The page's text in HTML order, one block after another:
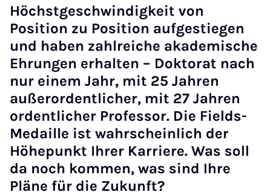
Höchstgeschwindigkeit von
Position zu Position aufgestiegen
und haben zahlreiche akademische
Ehrungen erhalten – Doktorat nach
nur einem Jahr, mit 25 Jahren
außerordentlicher, mit 27 Jahren
ordentlicher Professor. Die Fields-​
Medaille ist wahrscheinlich der
Höhepunkt Ihrer Karriere. Was soll
da noch kommen, was sind Ihre
Pläne für die Zukunft?